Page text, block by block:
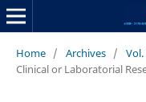
Home / Archives / Vol.
Clinical or Laboratorial